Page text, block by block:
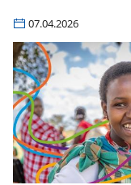
07.04.2026